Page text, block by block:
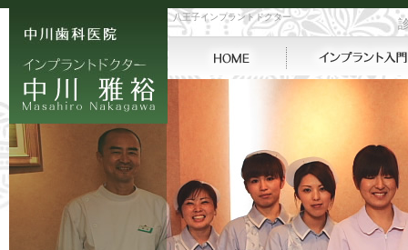
八王子インプラントドクター